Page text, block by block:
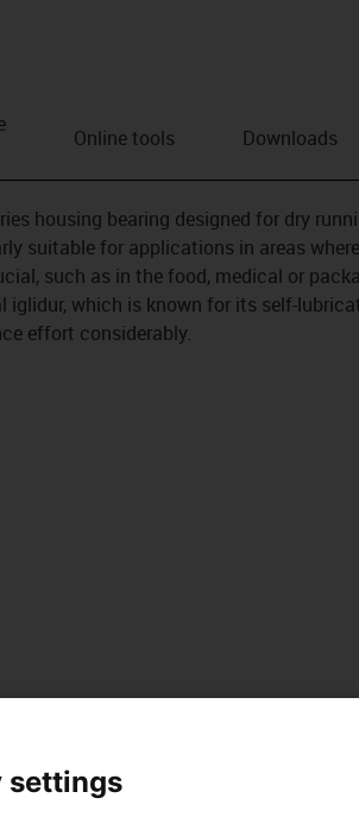
Online tools Downloads
housing bearing designed for dry
suitable for applications in areas
such as in the food, medical or
iglidur, which is known for its self-
effort considerably.
settings